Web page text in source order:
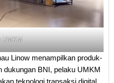
UMKM
Linow menampilkan produk-
dukungan BNI, pelaku UMKM
teknologi transaksi digital